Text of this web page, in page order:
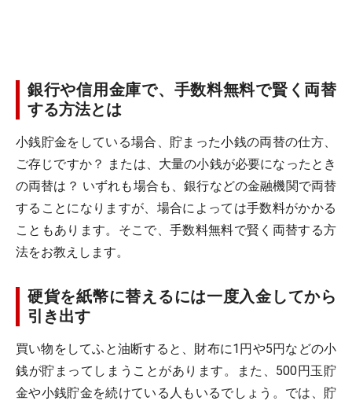
銀行や信用金庫で、手数料無料で賢く両替
する方法とは
小銭貯金をしている場合、貯まった小銭の両替の仕方、
ご存じですか？ または、大量の小銭が必要になったとき
の両替は？ いずれも場合も、銀行などの金融機関で両替
することになりますが、場合によっては手数料がかかる
こともあります。そこで、手数料無料で賢く両替する方
法をお教えします。
硬貨を紙幣に替えるには一度入金してから
引き出す
買い物をしてふと油断すると、財布に1円や5円などの小
銭が貯まってしまうことがあります。また、500円玉貯
金や小銭貯金を続けている人もいるでしょう。では、貯